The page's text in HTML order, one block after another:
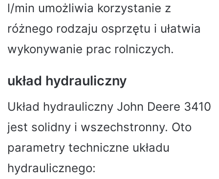
l/min umożliwia korzystanie z
różnego rodzaju osprzętu i ułatwia
wykonywanie prac rolniczych.
układ hydrauliczny
Układ hydrauliczny John Deere 3410
jest solidny i wszechstronny. Oto
parametry techniczne układu
hydraulicznego: